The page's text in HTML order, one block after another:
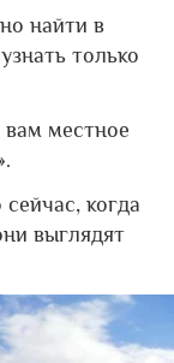
найти в
только
вам местное
когда
выглядят